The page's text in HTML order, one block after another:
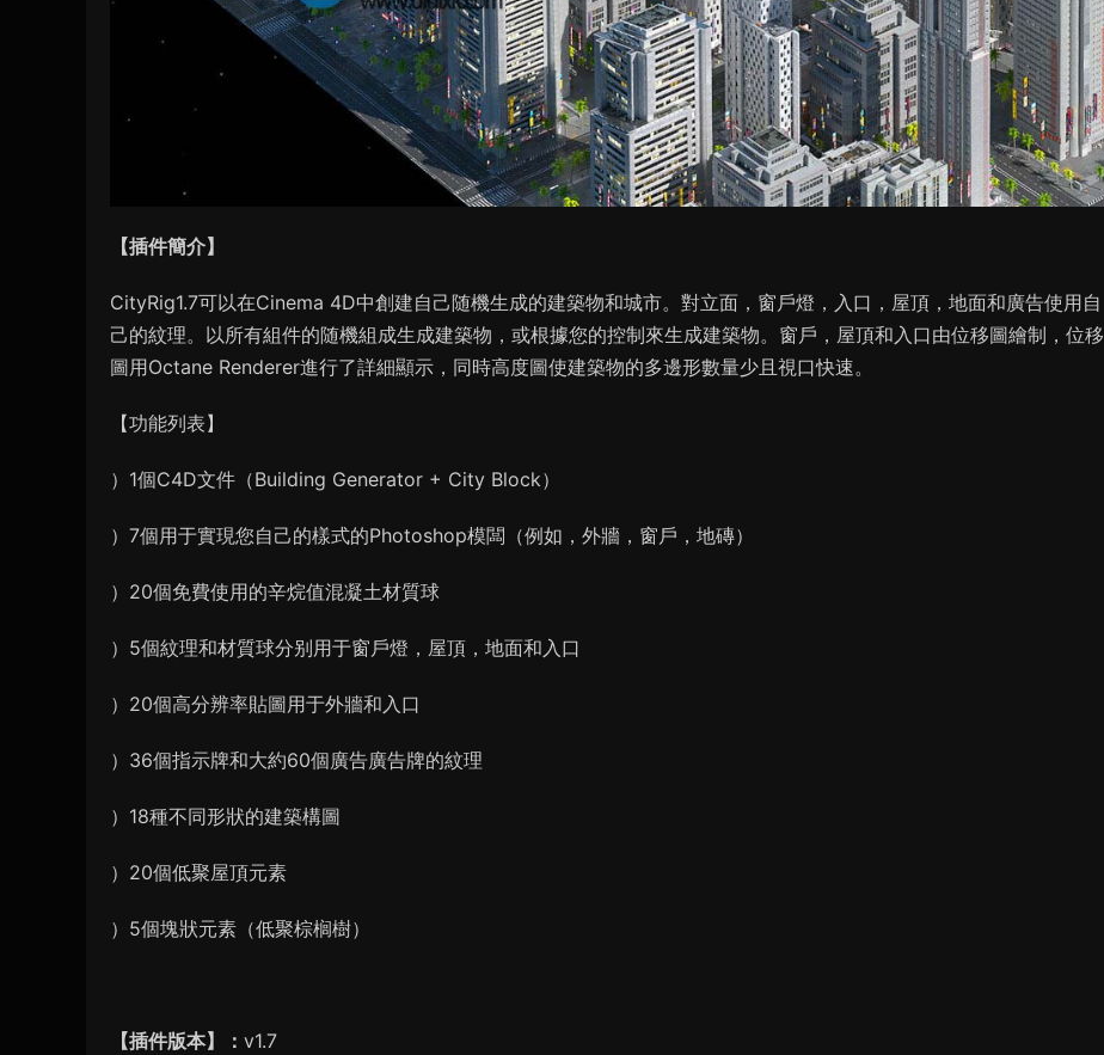
【插件簡介】
CityRig1.7可以在Cinema 4D中創建自己随機生成的建築物和城市。對立面，窗戶燈，入口，屋頂，地面和廣告使用自
己的紋理。以所有組件的随機組成生成建築物，或根據您的控制來生成建築物。窗戶，屋頂和入口由位移圖繪制，位移
圖用Octane Renderer進行了詳細顯示，同時高度圖使建築物的多邊形數量少且視口快速。
【功能列表】
）1個C4D文件（Building Generator + City Block）
）7個用于實現您自己的樣式的Photoshop模闆（例如，外牆，窗戶，地磚）
）20個免費使用的辛烷值混凝土材質球
）5個紋理和材質球分别用于窗戶燈，屋頂，地面和入口
）20個高分辨率貼圖用于外牆和入口
）36個指示牌和大約60個廣告廣告牌的紋理
）18種不同形狀的建築構圖
）20個低聚屋頂元素
）5個塊狀元素（低聚棕榈樹）
【插件版本】： v1.7